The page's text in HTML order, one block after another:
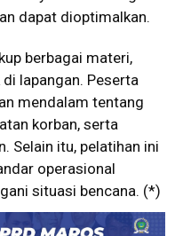
dapat dioptimalkan.
berbagai materi,
lapangan. Peserta
mendalam tentang
korban, serta
Selain itu, pelatihan ini
operasional
situasi bencana. (*)